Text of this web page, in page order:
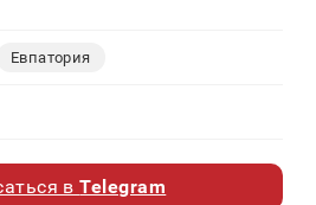
Евпатория
вTelegram